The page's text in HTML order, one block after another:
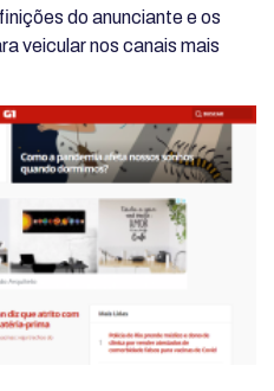
do anunciante e os
veicular nos canais mais